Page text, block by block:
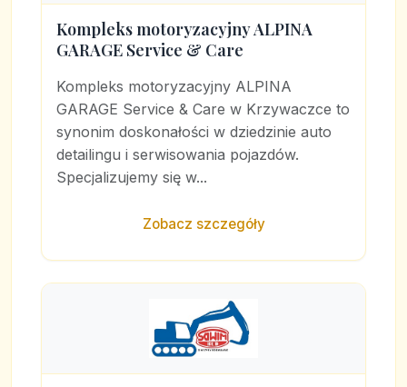
Kompleks motoryzacyjny ALPINA
GARAGE Service & Care
Kompleks motoryzacyjny ALPINA
GARAGE Service & Care w Krzywaczce to
synonim doskonałości w dziedzinie auto
detailingu i serwisowania pojazdów.
Specjalizujemy się w...
Zobacz szczegóły